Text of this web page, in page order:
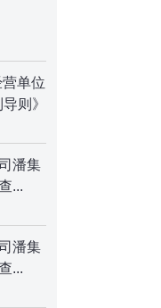
单位
则》
潘集
...
潘集
...